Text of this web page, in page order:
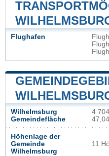
Flughafen
Wilhelmsburg
Gemeindefläche
4
Höhenlage der
Gemeinde
Wilhelmsburg
11